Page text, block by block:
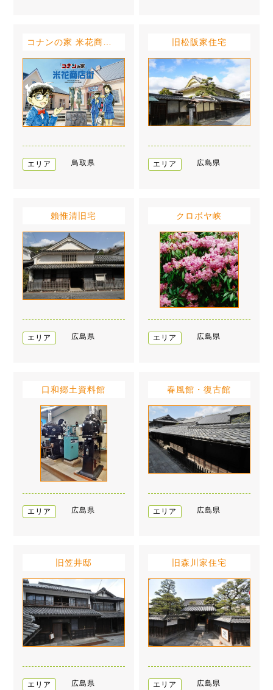
エリア 鳥取県
旧松阪家住宅
エリア 広島県
賴惟清旧宅
エリア 広島県
クロボヤ峡
エリア 広島県
口和郷土資料館
エリア 広島県
春風館・復古館
エリア 広島県
旧笠井邸
エリア 広島県
旧森川家住宅
エリア 広島県